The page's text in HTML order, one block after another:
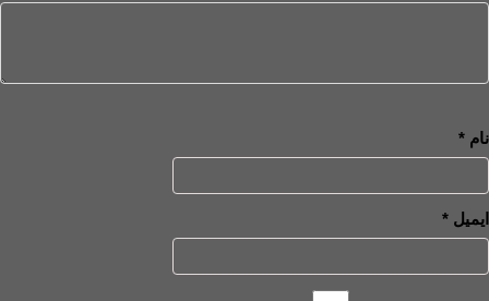
نام *
ایمیل *